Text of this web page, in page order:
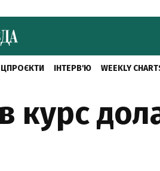
ІНТЕРВ'Ю WEEKLY
курс